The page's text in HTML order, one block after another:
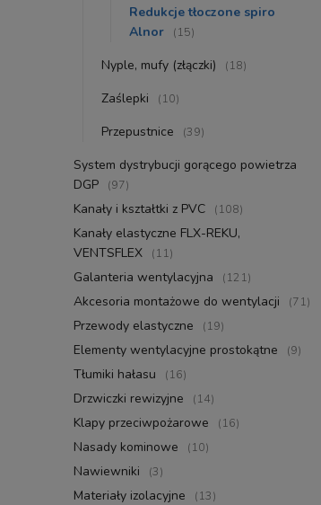
Redukcje tłoczone spiro
Alnor
(15)
Nyple, mufy (złączki) (18)
Zaślepki (10)
Przepustnice (39)
System dystrybucji gorącego powietrza
DGP
(97)
Kanały i kształtki z PVC (108)
Kanały elastyczne FLX-REKU,
VENTSFLEX
(11)
Galanteria wentylacyjna (121)
Akcesoria montażowe do wentylacji (71)
Przewody elastyczne (19)
Elementy wentylacyjne prostokątne (9)
Tłumiki hałasu (16)
Drzwiczki rewizyjne (14)
Klapy przeciwpożarowe (16)
Nasady kominowe (10)
Nawiewniki (3)
Materiały izolacyjne (13)